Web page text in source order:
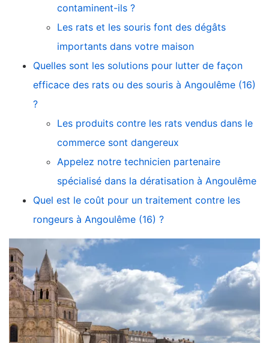
contaminent-ils ?
Les rats et les souris font des dégâts
importants dans votre maison
Quelles sont les solutions pour lutter de façon
efficace des rats ou des souris à Angoulême (16)
?
Les produits contre les rats vendus dans le
commerce sont dangereux
Appelez notre technicien partenaire
spécialisé dans la dératisation à Angoulême
Quel est le coût pour un traitement contre les
rongeurs à Angoulême (16) ?